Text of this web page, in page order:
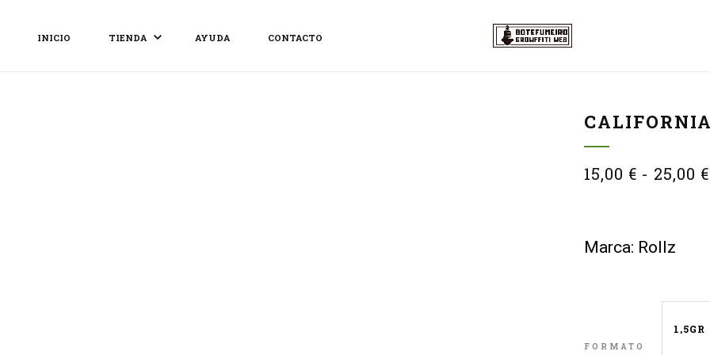
INICIO TIENDA AYUDA CONTACTO
15,00 € - 25,00 €
Marca: Rollz
FORMATO